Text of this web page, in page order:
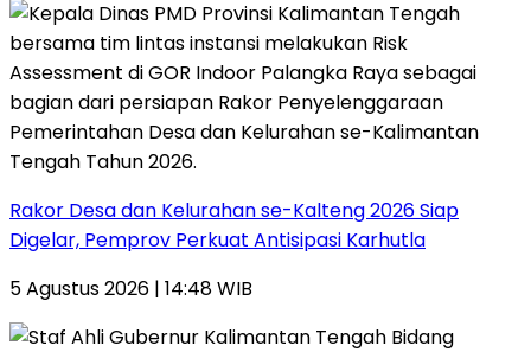
Rakor Desa dan Kelurahan se-Kalteng 2026 Siap
Digelar, Pemprov Perkuat Antisipasi Karhutla
5 Agustus 2026 | 14:48 WIB